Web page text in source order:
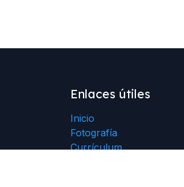
Enlaces útiles
Inicio
Fotografía
Currículum